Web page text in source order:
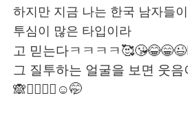
Italiano
English 简体中文
하지만 지금 나는 한국 남자들
투심이 많은 타입이라
고 믿는다ㅋㅋㅋㅋ
그 질투하는 얼굴을 보면 웃
🙈🤦‍♀️🤷‍♀️☺️🤭